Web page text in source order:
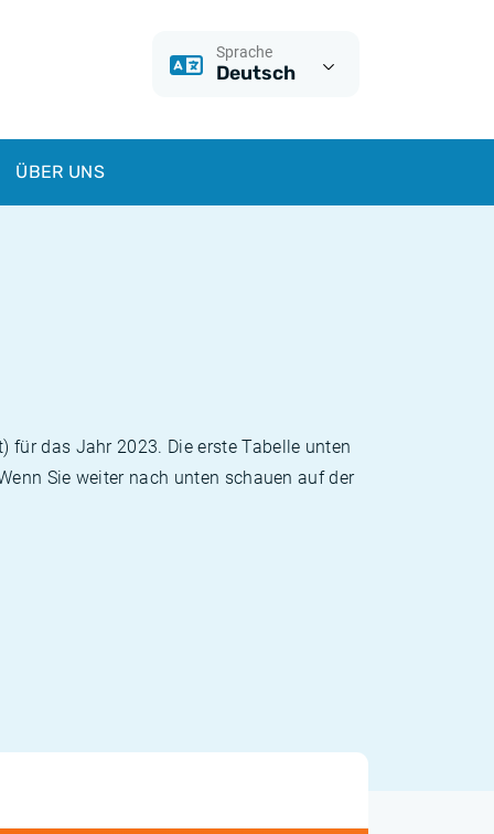
Sprache
Deutsch
ÜBER UNS
für das Jahr 2023. Die erste Tabelle unten
Sie weiter nach unten schauen auf der